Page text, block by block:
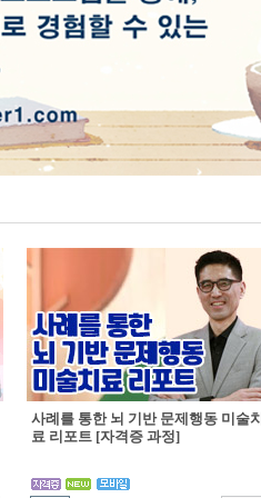
사례를 통한 뇌 기반 문제행동 미술치
료 리포트 [자격증 과정]